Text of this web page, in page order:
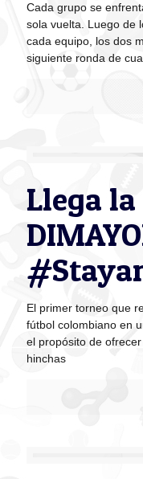
Cada grupo se
sola vuelta. Luego de
cada equipo, los dos
siguiente ronda de
Llega
El primer torneo que
fútbol colombiano en
el propósito de
hinchas